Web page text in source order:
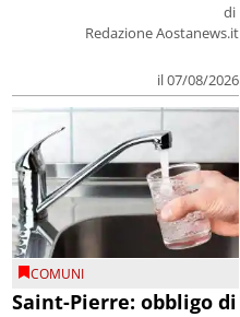
di
Redazione Aostanews.it
il 07/08/2026
COMUNI
Saint-Pierre: obbligo di